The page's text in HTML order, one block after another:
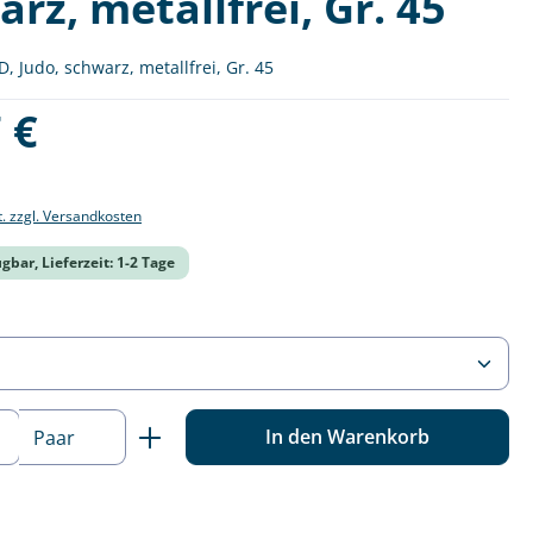
Judo, schwarz, metallfrei, Gr. 45
€
zzgl. Versandkosten
Lieferzeit: 1-2 Tage
Gib den gewünschten Wert
Paar In den Warenkorb